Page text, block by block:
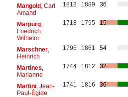
Mangold, Carl
Amand
1813 1889 36
Marpurg,
Friedrich
Wilhelm
1718 1795 15
Marschner,
Heinrich
1795 1861 54
Martines
Marianne
1744 1812 32
Martini, Jean-
Paul-Égide
1741 1816 36